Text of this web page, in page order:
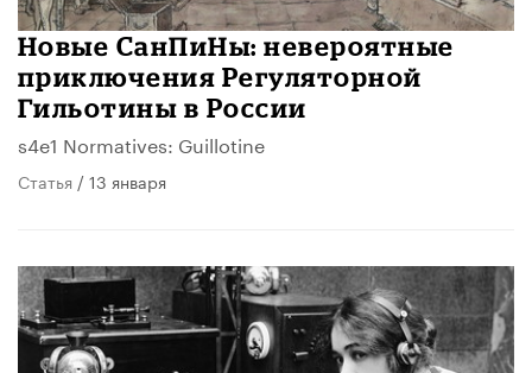
Новые СанПиНы: невероятные
приключения Регуляторной
Гильотины в России
s4e1 Normatives: Guillotine
Статья / 13 января